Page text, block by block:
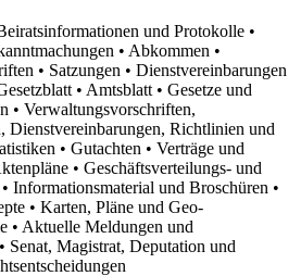
und Protokolle •
• Abkommen •
• Satzungen • Dienstvereinbarungen
• Amtsblatt • Gesetze und
• Verwaltungsvorschriften,
Dienstvereinbarungen, Richtlinien und
• Gutachten • Verträge und
• Geschäftsverteilungs- und
• Informationsmaterial und Broschüren •
• Karten, Pläne und Geo-
• Aktuelle Meldungen und
• Senat, Magistrat, Deputation und